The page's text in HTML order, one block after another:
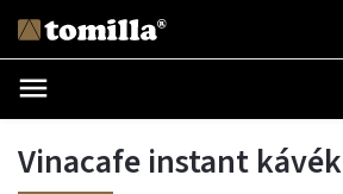
Vinacafe instant kávék